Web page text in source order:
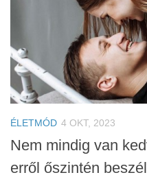
ÉLETMÓD 4 OKT, 2023
Nem mindig van
erről őszintén